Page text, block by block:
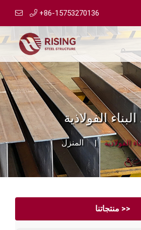
+86-15753270136
الفولاذية
المنزل الفولاذية
منتجاتنا >>